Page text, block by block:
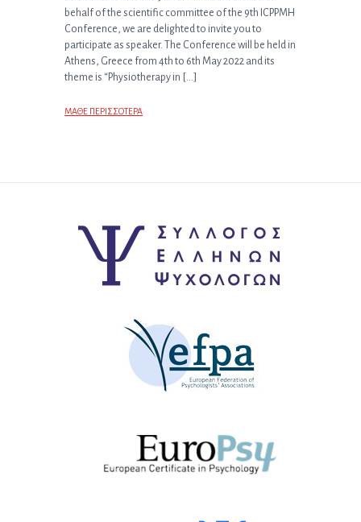
behalf of the scientific committee of the 9th ICPPMH
Conference, we are delighted to invite you to
participate as speaker. The Conference will be held in
Athens, Greece from 4th to 6th May 2022 and its
theme is “Physiotherapy in […]
ΜΑΘΕ ΠΕΡΙΣΣΟΤΕΡΑ